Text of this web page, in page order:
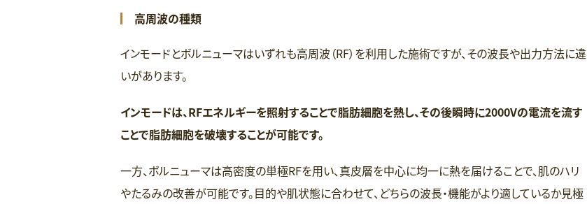
高周波の種類
インモードとボルニューマはいずれも高周波（RF）を利用した施術ですが、その波長や出力方法に違
いがあります。
インモードは、RFエネルギーを照射することで脂肪細胞を熱し、その後瞬時に2000Vの電流を流す
ことで脂肪細胞を破壊することが可能です。
一方、ボルニューマは高密度の単極RFを用い、真皮層を中心に均一に熱を届けることで、肌のハリ
やたるみの改善が可能です。目的や肌状態に合わせて、どちらの波長・機能がより適しているか見極